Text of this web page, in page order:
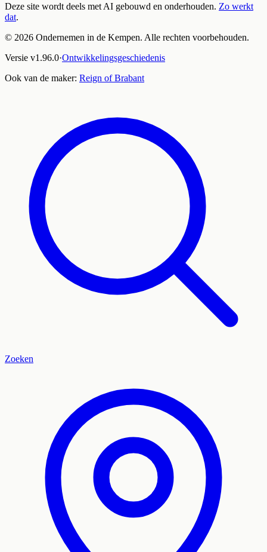
Deze site wordt deels met AI gebouwd en onderhouden. Zo werkt
dat.
© 2026 Ondernemen in de Kempen. Alle rechten voorbehouden.
Versie v1.96.0·Ontwikkelingsgeschiedenis
Ook van de maker: Reign of Brabant
Zoeken